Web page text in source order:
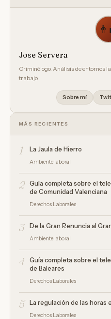
Jose Servera
Criminólogo. Análisis de entornos
trabajo.
Sobre mí
MÁS RECIENTES
1 La Jaula de Hierro
Ambiente laboral
2
Guía completa sobre el
de Comunidad Valenciana
Derechos Laborales
3 De la Gran Renuncia al
Ambiente laboral
4
Guía completa sobre el
de Baleares
Derechos Laborales
5 La regulación de las horas
Derechos Laborales